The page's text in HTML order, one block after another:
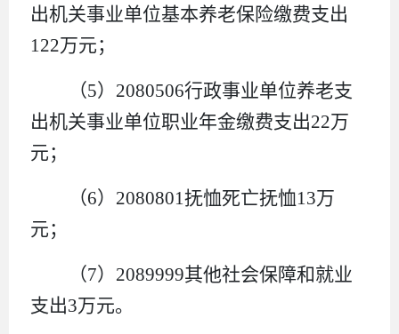
出机关事业单位基本养老保险缴费支出
122万元；
（5） 2080506行政事业单位养老支
出机关事业单位职业年金缴费支出22万
元；
（6） 2080801抚恤死亡抚恤13万
元；
（7） 2089999其他社会保障和就业
支出3万元。